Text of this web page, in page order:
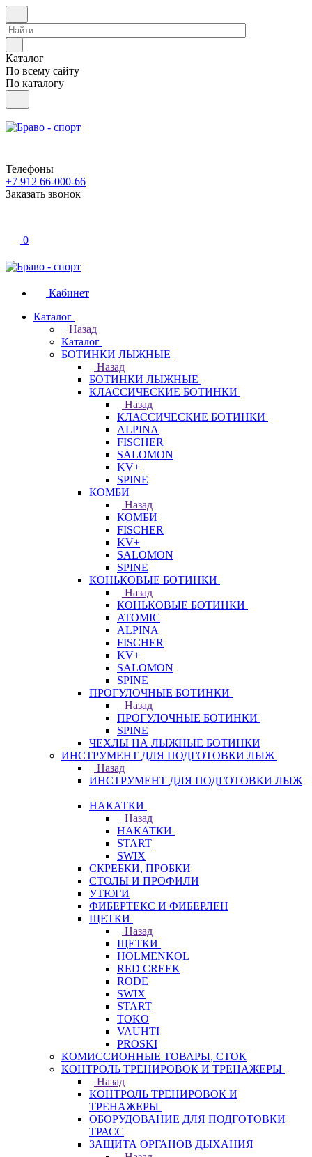
Каталог
По всему сайту
По каталогу
Телефоны
+7 912 66-000-66
Заказать звонок
0
Кабинет
Каталог
Назад
Каталог
БОТИНКИ ЛЫЖНЫЕ
Назад
БОТИНКИ ЛЫЖНЫЕ
КЛАССИЧЕСКИЕ БОТИНКИ
Назад
КЛАССИЧЕСКИЕ БОТИНКИ
ALPINA
FISCHER
SALOMON
KV+
SPINE
КОМБИ
Назад
КОМБИ
FISCHER
KV+
SALOMON
SPINE
КОНЬКОВЫЕ БОТИНКИ
Назад
КОНЬКОВЫЕ БОТИНКИ
ATOMIC
ALPINA
FISCHER
KV+
SALOMON
SPINE
ПРОГУЛОЧНЫЕ БОТИНКИ
Назад
ПРОГУЛОЧНЫЕ БОТИНКИ
SPINE
ЧЕХЛЫ НА ЛЫЖНЫЕ БОТИНКИ
ИНСТРУМЕНТ ДЛЯ ПОДГОТОВКИ ЛЫЖ
Назад
ИНСТРУМЕНТ ДЛЯ ПОДГОТОВКИ ЛЫЖ
НАКАТКИ
Назад
НАКАТКИ
START
SWIX
СКРЕБКИ, ПРОБКИ
СТОЛЫ И ПРОФИЛИ
УТЮГИ
ФИБЕРТЕКС И ФИБЕРЛЕН
ЩЕТКИ
Назад
ЩЕТКИ
HOLMENKOL
RED CREEK
RODE
SWIX
START
TOKO
VAUHTI
PROSKI
КОМИССИОННЫЕ ТОВАРЫ, СТОК
КОНТРОЛЬ ТРЕНИРОВОК И ТРЕНАЖЕРЫ
Назад
КОНТРОЛЬ ТРЕНИРОВОК И
ТРЕНАЖЕРЫ
ОБОРУДОВАНИЕ ДЛЯ ПОДГОТОВКИ
ТРАСС
ЗАЩИТА ОРГАНОВ ДЫХАНИЯ